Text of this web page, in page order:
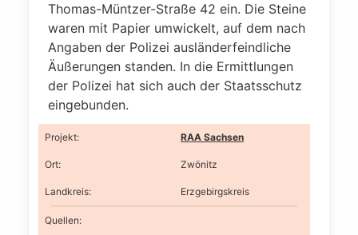
Thomas-Müntzer-Straße 42 ein. Die Steine
waren mit Papier umwickelt, auf dem nach
Angaben der Polizei ausländerfeindliche
Äußerungen standen. In die Ermittlungen
der Polizei hat sich auch der Staatsschutz
eingebunden.
Projekt: RAA Sachsen
Ort: Zwönitz
Landkreis: Erzgebirgskreis
Quellen: